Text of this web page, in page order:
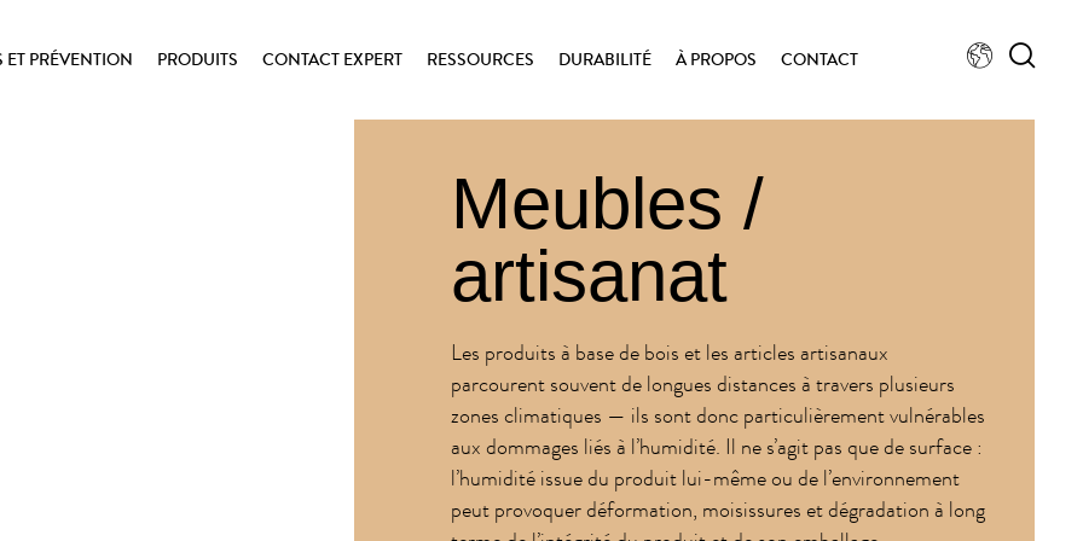
PRÉVENTION PRODUITS CONTACT EXPERT RESSOURCES DURABILITÉ À PROPOS CONTACT
Meubles /
artisanat
Les produits à base de bois et les articles artisanaux
parcourent souvent de longues distances à travers plusieurs
zones climatiques — ils sont donc particulièrement vulnérables
aux dommages liés à l’humidité. Il ne s’agit pas que de surface :
l’humidité issue du produit lui-même ou de l’environnement
peut provoquer déformation, moisissures et dégradation à long